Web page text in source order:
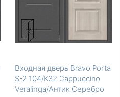
Входная дверь Bravo Porta
S-2 104/К32 Cappuccino
Veralinga/Антик Серебро